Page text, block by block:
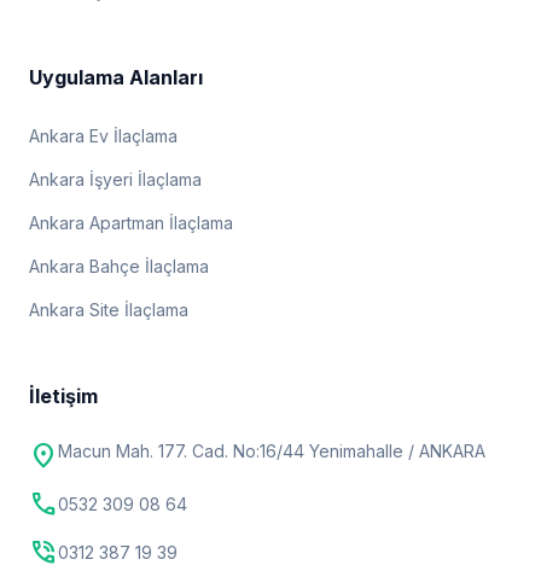
Uygulama Alanları
Ankara Ev İlaçlama
Ankara İşyeri İlaçlama
Ankara Apartman İlaçlama
Ankara Bahçe İlaçlama
Ankara Site İlaçlama
İletişim
location_on Macun Mah. 177. Cad. No:16/44 Yenimahalle / ANKARA
call0532 309 08 64
phone_in_talk0312 387 19 39